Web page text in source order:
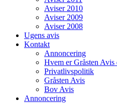
Aviser 2010
Aviser 2009
Aviser 2008
Ugens avis
Kontakt
Annoncering
Hvem er Gråsten
Privatlivspolitik
Gråsten Avis
Bov Avis
Annoncering